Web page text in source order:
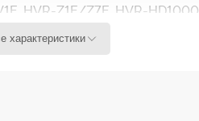
HVR-Z1E/Z7E, HVR-
характеристики